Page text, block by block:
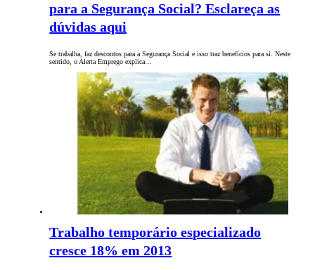
para a Segurança Social? Esclareça as
dúvidas aqui
Se trabalha, faz descontos para a Segurança Social e isso traz benefícios para si. Neste
sentido, o Alerta Emprego explica…
Trabalho temporário especializado
cresce 18% em 2013